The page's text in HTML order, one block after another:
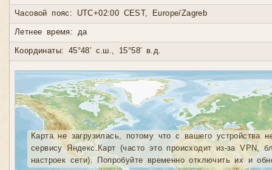
Часовой пояс: UTC+02:00 CEST, Europe/Zagreb
Летнее время: да
Координаты: 45°48′ с.ш., 15°58′ в.д.
Карта не загрузилась, потому что с вашего устройства
сервису Яндекс.Карт (часто это происходит из-за VPN,
настроек сети). Попробуйте временно отключить их и